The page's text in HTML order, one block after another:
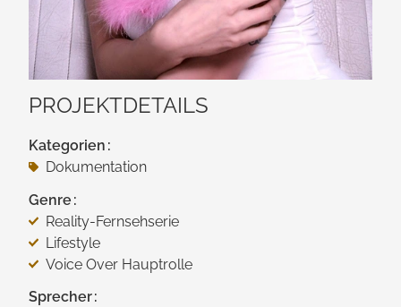
PROJEKTDETAILS
Kategorien
Doku­mentation
Genre
Reality-Fernsehserie
Lifestyle
Voice Over Hauptrolle
Sprecher